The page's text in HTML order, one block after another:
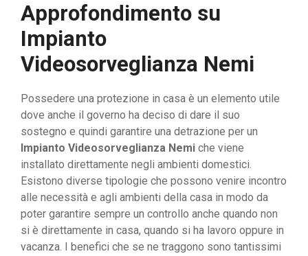
Approfondimento su
Impianto
Videosorveglianza Nemi
Possedere una protezione in casa è un elemento utile
dove anche il governo ha deciso di dare il suo
sostegno e quindi garantire una detrazione per un
Impianto Videosorveglianza Nemi che viene
installato direttamente negli ambienti domestici.
Esistono diverse tipologie che possono venire incontro
alle necessità e agli ambienti della casa in modo da
poter garantire sempre un controllo anche quando non
si è direttamente in casa, quando si ha lavoro oppure in
vacanza. I benefici che se ne traggono sono tantissimi